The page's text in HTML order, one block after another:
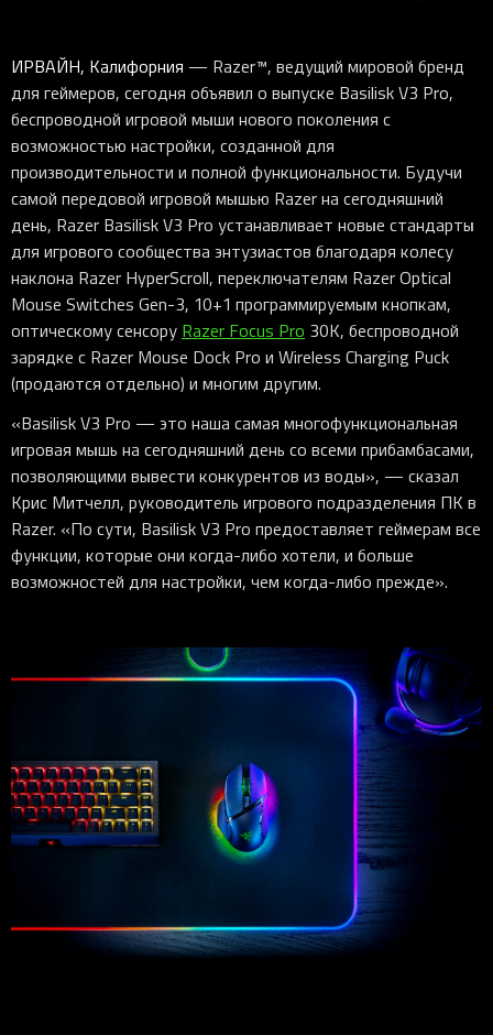
ИРВАЙН, Калифорния — Razer™, ведущий мировой бренд
для геймеров, сегодня объявил о выпуске Basilisk V3 Pro,
беспроводной игровой мыши нового поколения с
возможностью настройки, созданной для
производительности и полной функциональности. Будучи
самой передовой игровой мышью Razer на сегодняшний
день, Razer Basilisk V3 Pro устанавливает новые стандарты
для игрового сообщества энтузиастов благодаря колесу
наклона Razer HyperScroll, переключателям Razer Optical
Mouse Switches Gen-3, 10+1 программируемым кнопкам,
оптическому сенсору Razer Focus Pro 30K, беспроводной
зарядке с Razer Mouse Dock Pro и Wireless Charging Puck
(продаются отдельно) и многим другим.
«Basilisk V3 Pro — это наша самая многофункциональная
игровая мышь на сегодняшний день со всеми прибамбасами,
позволяющими вывести конкурентов из воды», — сказал
Крис Митчелл, руководитель игрового подразделения ПК в
Razer. «По сути, Basilisk V3 Pro предоставляет геймерам все
функции, которые они когда-либо хотели, и больше
возможностей для настройки, чем когда-либо прежде».